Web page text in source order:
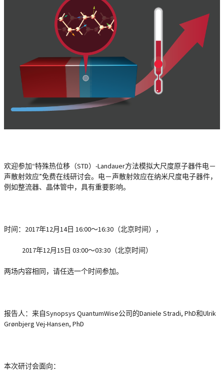
欢迎参加“特殊热位移（STD）-Landauer方法模拟大尺度原子器件电－
声散射效应”免费在线研讨会。电－声散射效应在纳米尺度电子器件，
例如整流器、晶体管中，具有重要影响。
时间：2017年12月14日 16:00～16:30（北京时间），
2017年12月15日 03:00～03:30（北京时间）
两场内容相同，请任选一个时间参加。
报告人： 来自Synopsys QuantumWise公司的Daniele Stradi, PhD和Ulrik
Grønbjerg Vej-Hansen, PhD
本次研讨会面向：